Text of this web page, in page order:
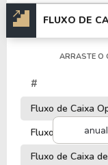
FLUXO DE
anual
ARRASTE O
#
Fluxo de Caixa
Fluxo de Caixa
Fluxo de Caixa